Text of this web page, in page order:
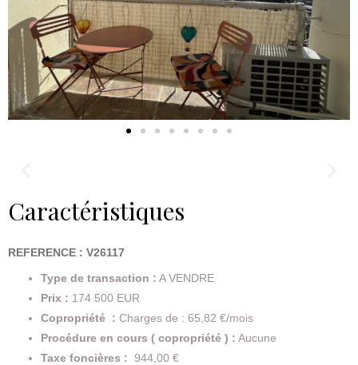
Caractéristiques
REFERENCE : V26117
Type de transaction : A VENDRE
Prix : 174 500 EUR
Copropriété :Charges de : 65,82 €/mois
Procédure en cours ( copropriété ) : Aucune
Taxe foncières :944,00 €